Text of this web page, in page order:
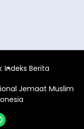
Indeks Berita
Jemaat Muslim